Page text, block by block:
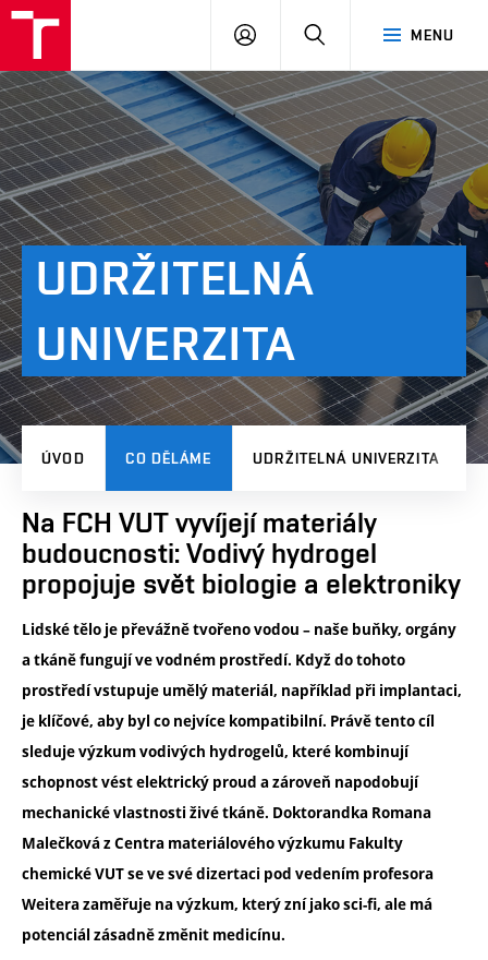
MENU
PŘIHLÁSIT
UDRŽITELNÁ
UNIVERZITA
ÚVOD CO DĚLÁME UDRŽITELNÁ UNIVERZITA
Na FCH VUT vyvíjejí materiály
budoucnosti: Vodivý hydrogel
propojuje svět biologie a elektroniky
Lidské tělo je převážně tvořeno vodou – naše buňky, orgány
a tkáně fungují ve vodném prostředí. Když do tohoto
prostředí vstupuje umělý materiál, například při implantaci,
je klíčové, aby byl co nejvíce kompatibilní. Právě tento cíl
sleduje výzkum vodivých hydrogelů, které kombinují
schopnost vést elektrický proud a zároveň napodobují
mechanické vlastnosti živé tkáně. Doktorandka Romana
Malečková z Centra materiálového výzkumu Fakulty
chemické VUT se ve své dizertaci pod vedením profesora
Weitera zaměřuje na výzkum, který zní jako sci-fi, ale má
potenciál zásadně změnit medicínu.